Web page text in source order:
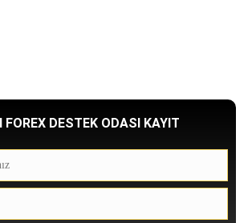
FOREX DESTEK ODASI KAYIT